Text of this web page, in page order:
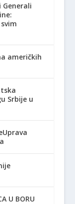
američkih
Srbije u
U BORU